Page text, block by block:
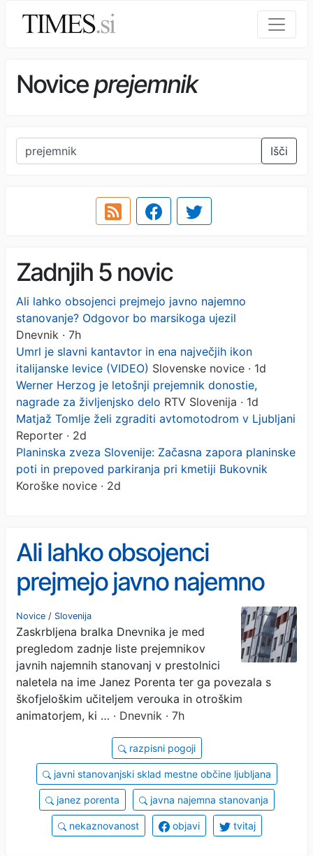
Noviceprejemnik
Išči
Zadnjih 5 novic
Ali lahko obsojenci prejmejo javno najemno
stanovanje? Odgovor bo marsikoga ujezil
Dnevnik · 7h
Umrl je slavni kantavtor in ena največjih ikon
italijanske levice (VIDEO) Slovenske novice · 1d
Werner Herzog je letošnji prejemnik donostie,
nagrade za življenjsko delo RTV Slovenija · 1d
Matjaž Tomlje želi zgraditi avtomotodrom v Ljubljani
Reporter · 2d
Planinska zveza Slovenije: Začasna zapora planinske
poti in prepoved parkiranja pri kmetiji Bukovnik
Koroške novice · 2d
Ali lahko obsojenci
prejmejo javno najemno
stanovanje? Odgovor bo
marsikoga ujezil
Novice / Slovenija
Zaskrbljena bralka Dnevnika je med
pregledom zadnje liste prejemnikov
javnih najemnih stanovanj v prestolnici
naletela na ime Janez Porenta ter ga povezala s
škofjeloškim učiteljem verouka in otroškim
animatorjem, ki … · Dnevnik · 7h
razpisni pogoji
javni stanovanjski sklad mestne občine ljubljana
janez porenta javna najemna stanovanja
nekaznovanost objavi tvitaj